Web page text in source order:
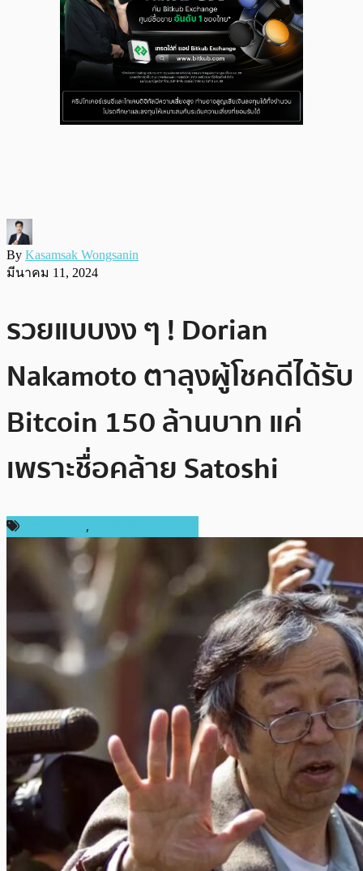
By Kasamsak Wongsanin
มีนาคม 11, 2024
รวยแบบงง ๆ ! Dorian
Nakamoto ตาลุงผู้โชคดีได้รับ
Bitcoin 150 ล้านบาท แค่
เพราะชื่อคล้าย Satoshi
,